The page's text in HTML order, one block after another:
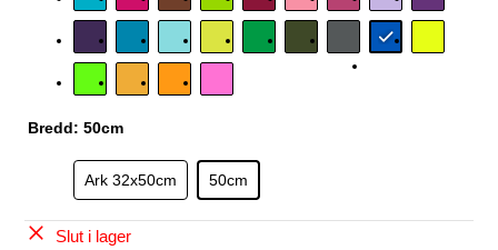
Bredd: 50cm
Ark 32x50cm 50cm
Slut i lager